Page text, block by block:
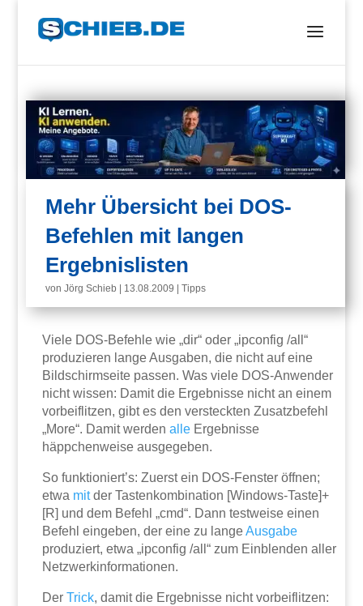
Mehr Übersicht bei DOS-
Befehlen mit langen
Ergebnislisten
vonJörg Schieb 13.08.2009 |Tipps
Viele DOS-Befehle wie „dir“ oder „ipconfig /all“
produzieren lange Ausgaben, die nicht auf eine
Bildschirmseite passen. Was viele DOS-Anwender
nicht wissen: Damit die Ergebnisse nicht an einem
vorbeiflitzen, gibt es den versteckten Zusatzbefehl
„More“. Damit werdenalle Ergebnisse
häppchenweise ausgegeben.
So funktioniert’s: Zuerst ein DOS-Fenster öffnen;
etwa mitder Tastenkombination [Windows-Taste]+
[R] und dem Befehl „cmd“. Dann testweise einen
Befehl eingeben, der eine zu langeAusgabe
produziert, etwa „ipconfig /all“ zum Einblenden aller
Netzwerkinformationen.
DerTrick, damit die Ergebnisse nicht vorbeiflitzen: